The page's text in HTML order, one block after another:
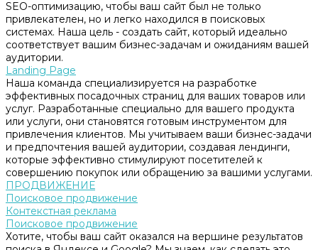
SEO-оптимизацию, чтобы ваш сайт был не только
привлекателен, но и легко находился в поисковых
системах. Наша цель - создать сайт, который идеально
соответствует вашим бизнес-задачам и ожиданиям вашей
аудитории.
Landing Page
Наша команда специализируется на разработке
эффективных посадочных страниц для ваших товаров или
услуг. Разработанные специально для вашего продукта
или услуги, они становятся готовым инструментом для
привлечения клиентов. Мы учитываем ваши бизнес-задачи
и предпочтения вашей аудитории, создавая лендинги,
которые эффективно стимулируют посетителей к
совершению покупок или обращению за вашими услугами.
ПРОДВИЖЕНИЕ
Поисковое продвижение
Контекстная реклама
Поисковое продвижение
Хотите, чтобы ваш сайт оказался на вершине результатов